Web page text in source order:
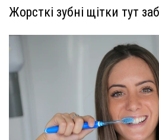
Жорсткі зубні щітки тут